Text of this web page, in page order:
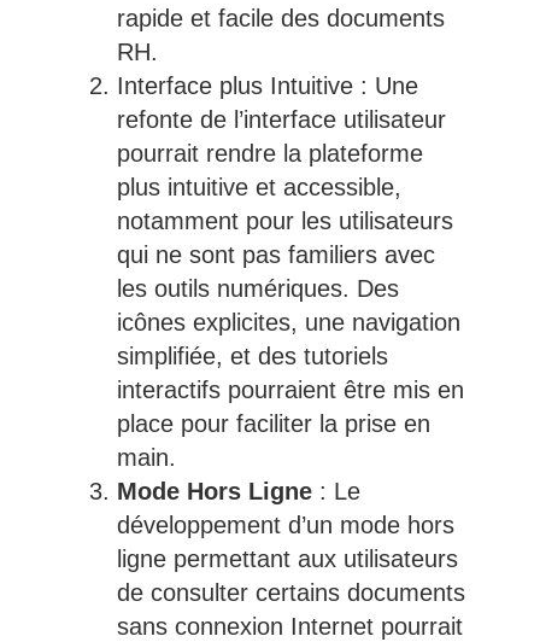
rapide et facile des documents
RH.
Interface plus Intuitive : Une
refonte de l’interface utilisateur
pourrait rendre la plateforme
plus intuitive et accessible,
notamment pour les utilisateurs
qui ne sont pas familiers avec
les outils numériques. Des
icônes explicites, une navigation
simplifiée, et des tutoriels
interactifs pourraient être mis en
place pour faciliter la prise en
main.
Mode Hors Ligne: Le
développement d’un mode hors
ligne permettant aux utilisateurs
de consulter certains documents
sans connexion Internet pourrait